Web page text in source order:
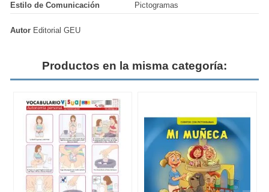
Estilo de Comunicación
Pictogramas
Autor Editorial GEU
Productos en la misma categoría: